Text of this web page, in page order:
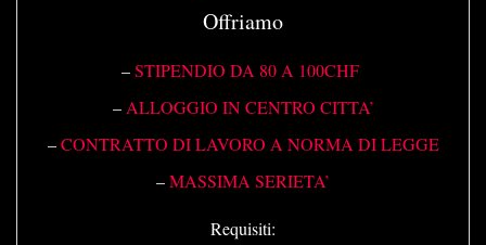
Offriamo
–STIPENDIO DA 80 A 100CHF
– ALLOGGIO IN CENTRO CITTA’
–CONTRATTO DI LAVORO A NORMA DI LEGGE
–MASSIMA SERIETA’
Requisiti: